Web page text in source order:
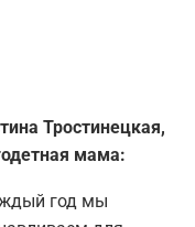
Тростинецкая,
мама:
год мы